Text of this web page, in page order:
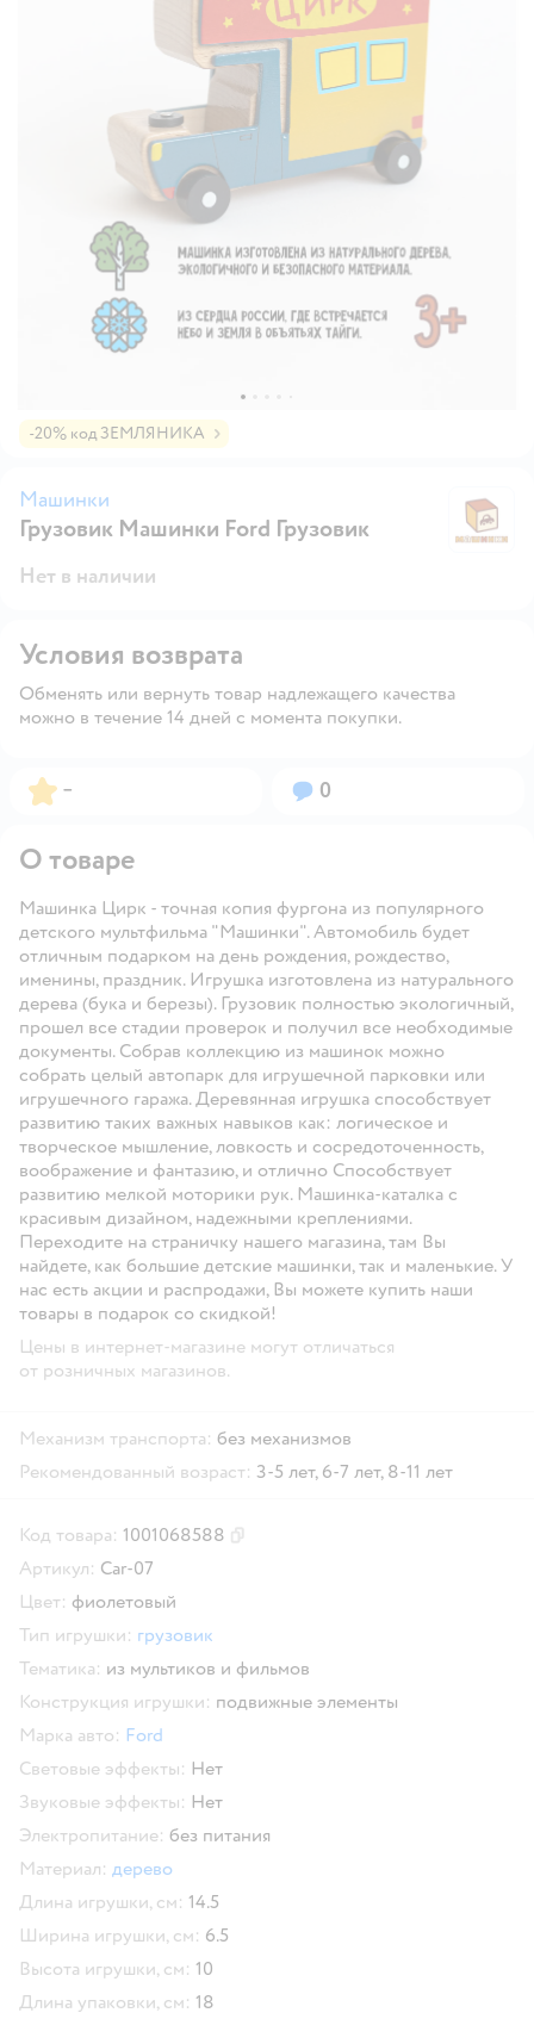
-20% код ЗЕМЛЯНИКА
Машинки
Грузовик Машинки Ford Грузовик
Нет в наличии
Условия возврата
Обменять или вернуть товар надлежащего качества
можно в течение 14 дней с момента покупки.
Рейтинг:
– Вопросов:
0
О товаре
Машинка Цирк - точная копия фургона из популярного
детского мультфильма "Машинки". Автомобиль будет
отличным подарком на день рождения, рождество,
именины, праздник. Игрушка изготовлена из натурального
дерева (бука и березы). Грузовик полностью экологичный,
прошел все стадии проверок и получил все необходимые
документы. Собрав коллекцию из машинок можно
собрать целый автопарк для игрушечной парковки или
игрушечного гаража. Деревянная игрушка способствует
развитию таких важных навыков как: логическое и
творческое мышление, ловкость и сосредоточенность,
воображение и фантазию, и отлично Способствует
развитию мелкой моторики рук. Машинка-каталка с
красивым дизайном, надежными креплениями.
Переходите на страничку нашего магазина, там Вы
найдете, как большие детские машинки, так и маленькие. У
нас есть акции и распродажи, Вы можете купить наши
товары в подарок со скидкой!
Цены в интернет-магазине могут отличаться
от розничных магазинов.
Механизм транспорта: без механизмов
Рекомендованный возраст: 3-5 лет, 6-7 лет, 8-11 лет
Код товара: 1001068588
Артикул: Car-07
Цвет: фиолетовый
Тип игрушки: грузовик
Тематика: из мультиков и фильмов
Конструкция игрушки: подвижные элементы
Марка авто: Ford
Световые эффекты: Нет
Звуковые эффекты: Нет
Электропитание: без питания
Материал: дерево
Длина игрушки, см: 14.5
Ширина игрушки, см: 6.5
Высота игрушки, см: 10
Длина упаковки, см: 18